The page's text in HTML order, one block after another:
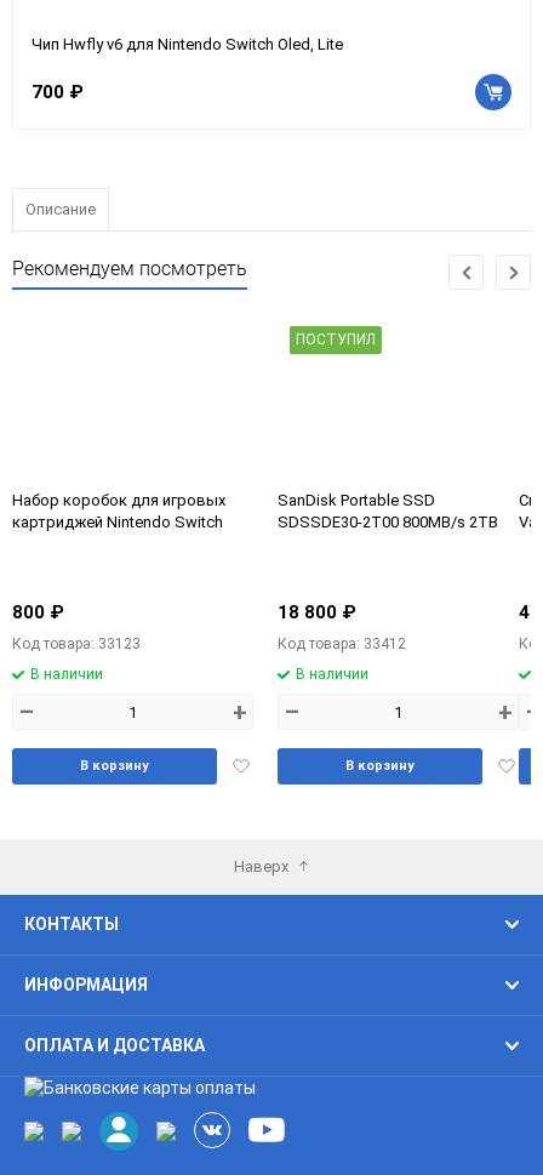
Чип Hwfly v6 для Nintendo Switch Oled, Lite
700 ₽
Описание
Рекомендуем посмотреть
Набор коробок для игровых
картриджей Nintendo Switch
800 ₽
Код товара: 33123
В наличии
– +
Добавить
В корзину
ПОСТУПИЛ
SanDisk Portable SSD
SDSSDE30-2T00 800MB/s 2TB
18 800 ₽
Код товара: 33412
В наличии
– +
В корзину
–
Наверх
КОНТАКТЫ
ИНФОРМАЦИЯ
ОПЛАТА И ДОСТАВКА